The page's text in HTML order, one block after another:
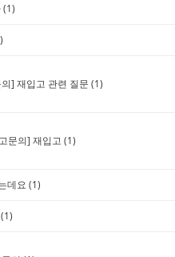
(1)
] 재입고 관련 질문 (1)
문의] 재입고 (1)
데요 (1)
(1)